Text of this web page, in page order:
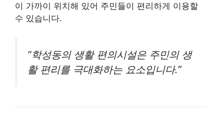
이 가까이 위치해 있어 주민들이 편리하게 이용할
수 있습니다.
“학성동의 생활 편의시설은 주민의 생
활 편리를 극대화하는 요소입니다.”